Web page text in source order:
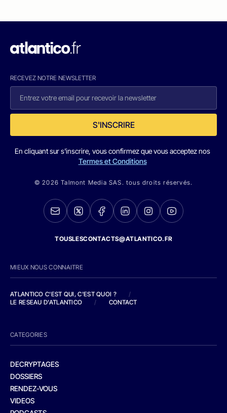
RECEVEZ NOTRE NEWSLETTER
S'INSCRIRE
En cliquant sur s'inscrire, vous confirmez que vous acceptez nos
Termes et Conditions
© 2026 Talmont Media SAS. tous droits réservés.
TOUSLESCONTACTS@ATLANTICO.FR
MIEUX NOUS CONNAITRE
ATLANTICO C'EST QUI, C'EST QUOI ?
/
LE RESEAU D'ATLANTICO
/ CONTACT
CATEGORIES
DECRYPTAGES
DOSSIERS
RENDEZ-VOUS
VIDEOS